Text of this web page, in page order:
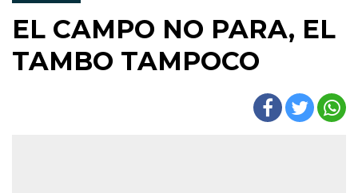
EL CAMPO NO PARA, EL
TAMBO TAMPOCO